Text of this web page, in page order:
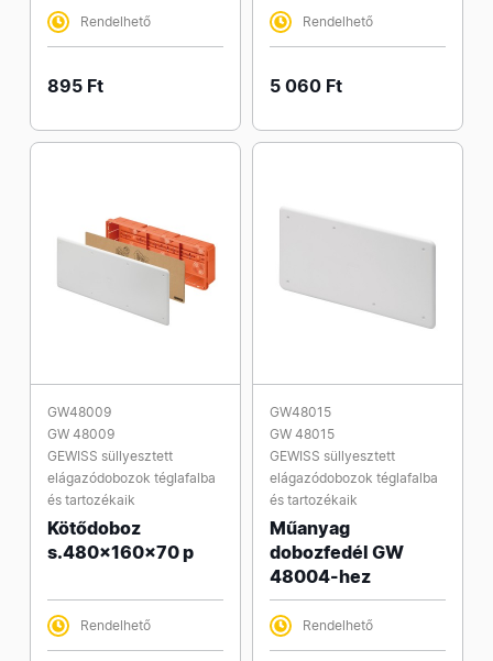
Rendelhető
895 Ft
Rendelhető
5 060 Ft
GW48009
GW 48009
GEWISS süllyesztett
elágazódobozok téglafalba
és tartozékaik
Kötődoboz
s.480x160x70 p
Rendelhető
GW48015
GW 48015
GEWISS süllyesztett
elágazódobozok téglafalba
és tartozékaik
Műanyag
dobozfedél GW
48004-hez
Rendelhető